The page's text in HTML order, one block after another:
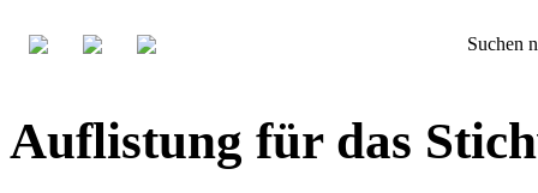
Suchen
Auflistung für das